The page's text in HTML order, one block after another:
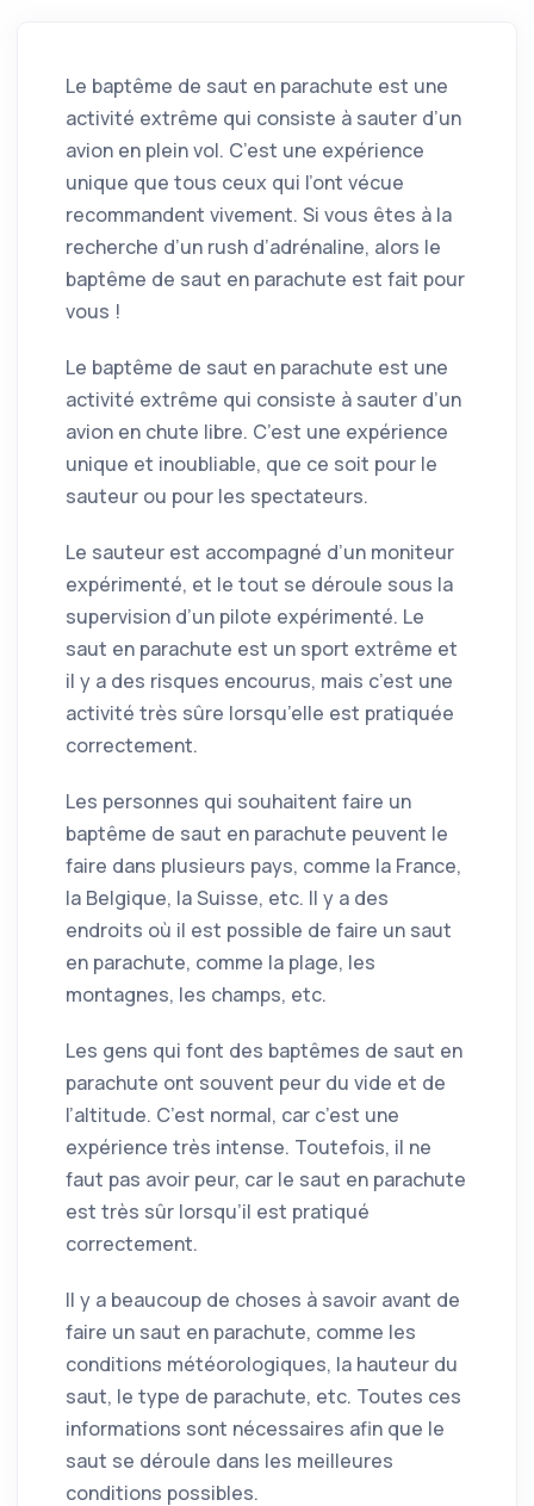
Le baptême de saut en parachute est une
activité extrême qui consiste à sauter d’un
avion en plein vol. C’est une expérience
unique que tous ceux qui l’ont vécue
recommandent vivement. Si vous êtes à la
recherche d’un rush d’adrénaline, alors le
baptême de saut en parachute est fait pour
vous !
Le baptême de saut en parachute est une
activité extrême qui consiste à sauter d’un
avion en chute libre. C’est une expérience
unique et inoubliable, que ce soit pour le
sauteur ou pour les spectateurs.
Le sauteur est accompagné d’un moniteur
expérimenté, et le tout se déroule sous la
supervision d’un pilote expérimenté. Le
saut en parachute est un sport extrême et
il y a des risques encourus, mais c’est une
activité très sûre lorsqu’elle est pratiquée
correctement.
Les personnes qui souhaitent faire un
baptême de saut en parachute peuvent le
faire dans plusieurs pays, comme la France,
la Belgique, la Suisse, etc. Il y a des
endroits où il est possible de faire un saut
en parachute, comme la plage, les
montagnes, les champs, etc.
Les gens qui font des baptêmes de saut en
parachute ont souvent peur du vide et de
l’altitude. C’est normal, car c’est une
expérience très intense. Toutefois, il ne
faut pas avoir peur, car le saut en parachute
est très sûr lorsqu’il est pratiqué
correctement.
Il y a beaucoup de choses à savoir avant de
faire un saut en parachute, comme les
conditions météorologiques, la hauteur du
saut, le type de parachute, etc. Toutes ces
informations sont nécessaires afin que le
saut se déroule dans les meilleures
conditions possibles.